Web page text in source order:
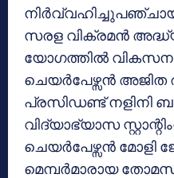
സരള വിക്രമൻ
യോഗത്തിൽ വികസന
ചെയർപേഴ്സൻ
പ്രസിഡണ്ട്
വിദ്യാഭ്യാസ
ചെയർപേഴ്സൻ മോളി
മെമ്പർമാരായ